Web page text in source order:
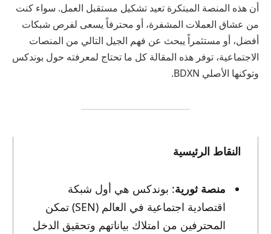
أن هذه المنصة المبتكرة تعيد تشكيل مستقبل العمل. سواء كنت
من عشاق العملات المشفرة، أو محترفاً يسعى لفرص شبكات
أفضل، أو مستثمراً يبحث عن فهم الجيل التالي من المنصات
الاجتماعية، توفر هذه المقالة كل ما تحتاج لمعرفته حول بوندكس
وتوكنها الأصلي BDXN.
النقاط الرئيسية
منصة ثورية: بوندكس هي أول شبكة
اقتصادية اجتماعية في العالم (SEN) تمكن
المحترفين من امتلاك بياناتهم وتحقيق الدخل